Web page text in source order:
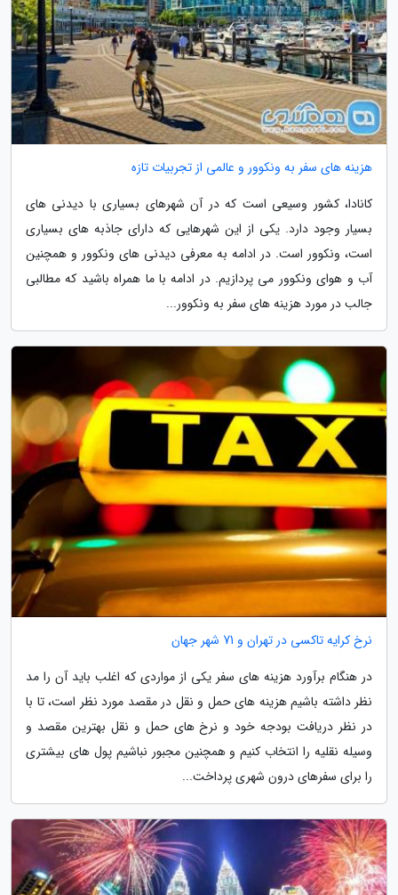
هزینه های سفر به ونکوور و عالمی از تجربیات تازه
کانادا، کشور وسیعی است که در آن شهرهای بسیاری با دیدنی های
بسیار وجود دارد. یکی از این شهرهایی که دارای جاذبه های بسیاری
است، ونکوور است. در ادامه به معرفی دیدنی های ونکوور و همچنین
آب و هوای ونکوور می پردازیم. در ادامه با ما همراه باشید که مطالبی
جالب در مورد هزینه های سفر به ونکوور...
نرخ کرایه تاکسی در تهران و 71 شهر جهان
در هنگام برآورد هزینه های سفر یکی از مواردی که اغلب باید آن را مد
نظر داشته باشیم هزینه های حمل و نقل در مقصد مورد نظر است، تا با
در نظر دریافت بودجه خود و نرخ های حمل و نقل بهترین مقصد و
وسیله نقلیه را انتخاب کنیم و همچنین مجبور نباشیم پول های بیشتری
را برای سفرهای درون شهری پرداخت...